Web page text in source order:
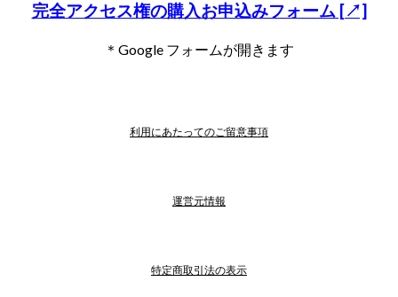
完全アクセス権の購入お申込みフォーム [↗]
＊Google フォームが開きます
利用にあたってのご留意事項
運営元情報
特定商取引法の表示